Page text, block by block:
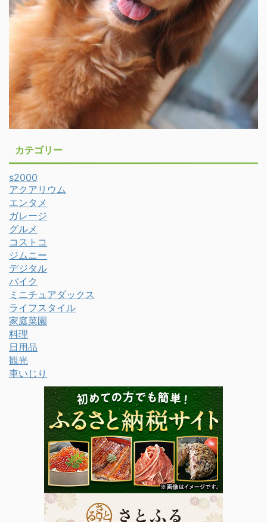
カテゴリー
s2000
アクアリウム
エンタメ
ガレージ
グルメ
コストコ
ジムニー
デジタル
バイク
ミニチュアダックス
ライフスタイル
家庭菜園
料理
日用品
観光
車いじり